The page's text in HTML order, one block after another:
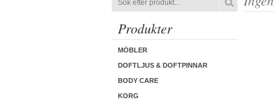
Produkter
MÖBLER
DOFTLJUS & DOFTPINNAR
BODY CARE
KORG